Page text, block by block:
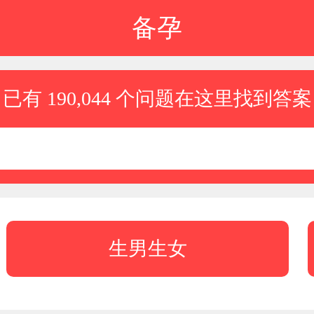
备孕
已有 190,044 个问题在这里找到答案
生男生女